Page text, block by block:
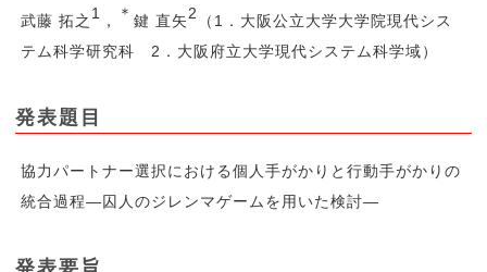
武藤 拓之 1 ， ＊ 鍵 直矢2
（1．大阪公立大学大学院現代シス
テム科学研究科 2．大阪府立大学現代システム科学域）
発表題目
協力パートナー選択における個人手がかりと行動手がかりの
統合過程―囚人のジレンマゲームを用いた検討―
発表要旨